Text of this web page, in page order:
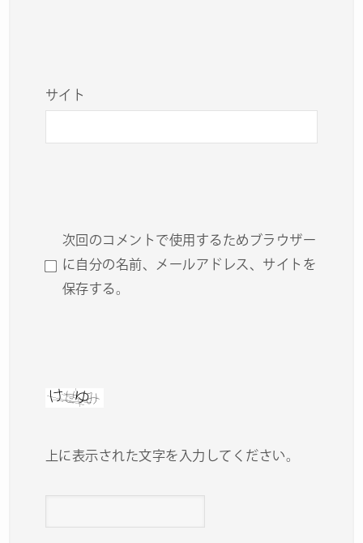
サイト
次回のコメントで使用するためブラウザー
に自分の名前、メールアドレス、サイトを
保存する。
上に表示された文字を入力してください。